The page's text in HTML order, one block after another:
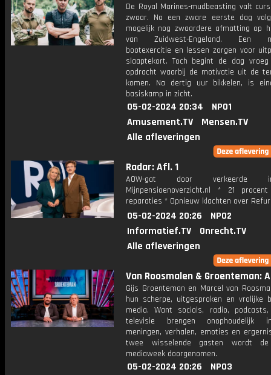
De Royal Marines-mudbeasting valt
zwaar. Na een zware eerste dag
mogelijk nog zwaardere afmatting op
van Zuidwest-Engeland. Een
bootexercitie en lessen zorgen voor
slaaptekort. Toch begint de dag
opdracht waarbij de motivatie uit de
komen. Na dertig uur bikkelen, is
basiskamp in zicht.
05-02-2024 20:34
NPO1
Amusement.TV
Mensen.TV
Alle afleveringen
Radar: Afl. 1
AOW-gat door verkeerde
Mijnpensioenoverzicht.nl * 21
reparaties * Opnieuw klachten over
05-02-2024 20:26
NPO2
Informatief.TV
Onrecht.TV
Alle afleveringen
Van Roosmalen & Groenteman:
Gijs Groenteman en Marcel van
hun scherpe, uitgesproken en vrolijke
media. Want socials, radio,
televisie brengen onophoudelijk
meningen, verhalen, emoties en
twee wisselende gasten wordt de
mediaweek doorgenomen.
05-02-2024 20:26
NPO3